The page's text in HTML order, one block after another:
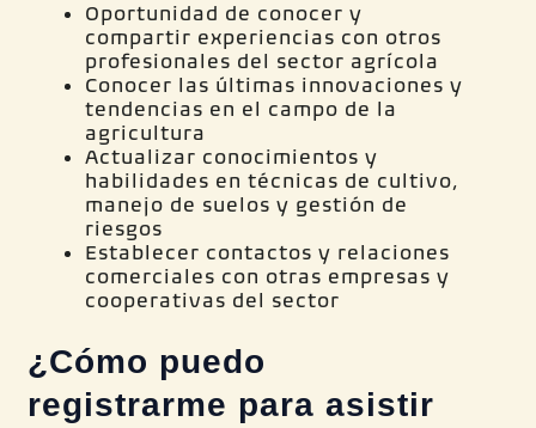
Oportunidad de conocer y
compartir experiencias con otros
profesionales del sector agrícola
Conocer las últimas innovaciones y
tendencias en el campo de la
agricultura
Actualizar conocimientos y
habilidades en técnicas de cultivo,
manejo de suelos y gestión de
riesgos
Establecer contactos y relaciones
comerciales con otras empresas y
cooperativas del sector
¿Cómo puedo
registrarme para asistir